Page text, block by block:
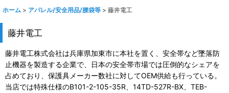
ホーム > アパレル/安全用品/腰袋等 > 藤井電工
藤井電工
藤井電工株式会社は兵庫県加東市に本社を置く、安全帯など墜落防
止機器を製造する企業で、日本の安全帯市場では圧倒的なシェアを
占めており、保護具メーカー数社に対してOEM供給も行っている。
当店では特殊仕様のB101-2-105-35R、14TD-527R-BX、TEB-